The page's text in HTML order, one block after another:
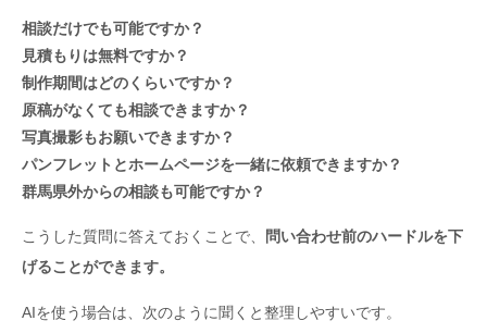
相談だけでも可能ですか？
見積もりは無料ですか？
制作期間はどのくらいですか？
原稿がなくても相談できますか？
写真撮影もお願いできますか？
パンフレットとホームページを一緒に依頼できますか？
群馬県外からの相談も可能ですか？
こうした質問に答えておくことで、
問い合わせ前のハードルを下
げることができます。
AIを使う場合は、次のように聞くと整理しやすいです。